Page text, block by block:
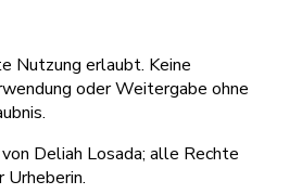
Nutzung erlaubt. Keine
oder Weitergabe ohne
Deliah Losada; alle Rechte
Urheberin.